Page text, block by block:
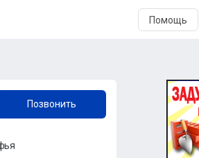
Помощь
30Позвонить